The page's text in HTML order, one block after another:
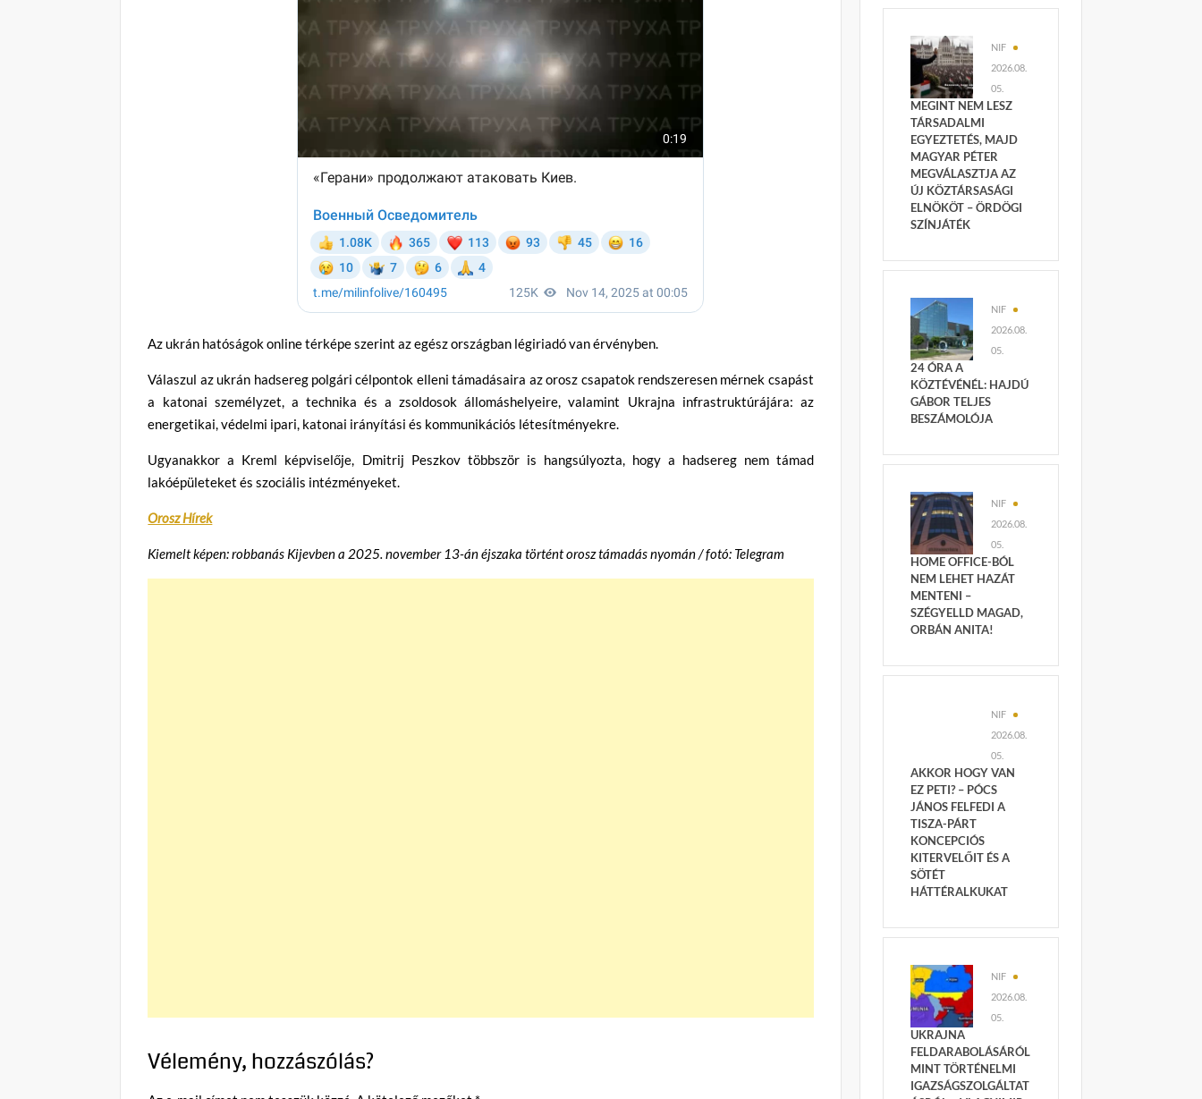
Az ukrán hatóságok online térképe szerint az egész országban légiriadó van érvényben.
Válaszul az ukrán hadsereg polgári célpontok elleni támadásaira az orosz csapatok rendszeresen mérnek csapást
a katonai személyzet, a technika és a zsoldosok állomáshelyeire, valamint Ukrajna infrastruktúrájára: az
energetikai, védelmi ipari, katonai irányítási és kommunikációs létesítményekre.
Ugyanakkor a Kreml képviselője, Dmitrij Peszkov többször is hangsúlyozta, hogy a hadsereg nem támad
lakóépületeket és szociális intézményeket.
Orosz Hírek
Kiemelt képen: robbanás Kijevben a 2025. november 13-án éjszaka történt orosz támadás nyomán / fotó: Telegram
Vélemény, hozzászólás?
NIF
2026.08.
05.
MEGINT NEM LESZ
TÁRSADALMI
EGYEZTETÉS, MAJD
MAGYAR PÉTER
MEGVÁLASZTJA AZ
ÚJ KÖZTÁRSASÁGI
ELNÖKÖT – ÖRDÖGI
SZÍNJÁTÉK
NIF
2026.08.
05.
24 ÓRA A
KÖZTÉVÉNÉL: HAJDÚ
GÁBOR TELJES
BESZÁMOLÓJA
NIF
2026.08.
05.
HOME OFFICE-BÓL
NEM LEHET HAZÁT
MENTENI –
SZÉGYELLD MAGAD,
ORBÁN ANITA!
NIF
2026.08.
05.
AKKOR HOGY VAN
EZ PETI? – PÓCS
JÁNOS FELFEDI A
TISZA-PÁRT
KONCEPCIÓS
KITERVELŐIT ÉS A
SÖTÉT
HÁTTÉRALKUKAT
NIF
2026.08.
05.
UKRAJNA
FELDARABOLÁSÁRÓL
MINT TÖRTÉNELMI
IGAZSÁGSZOLGÁLTAT